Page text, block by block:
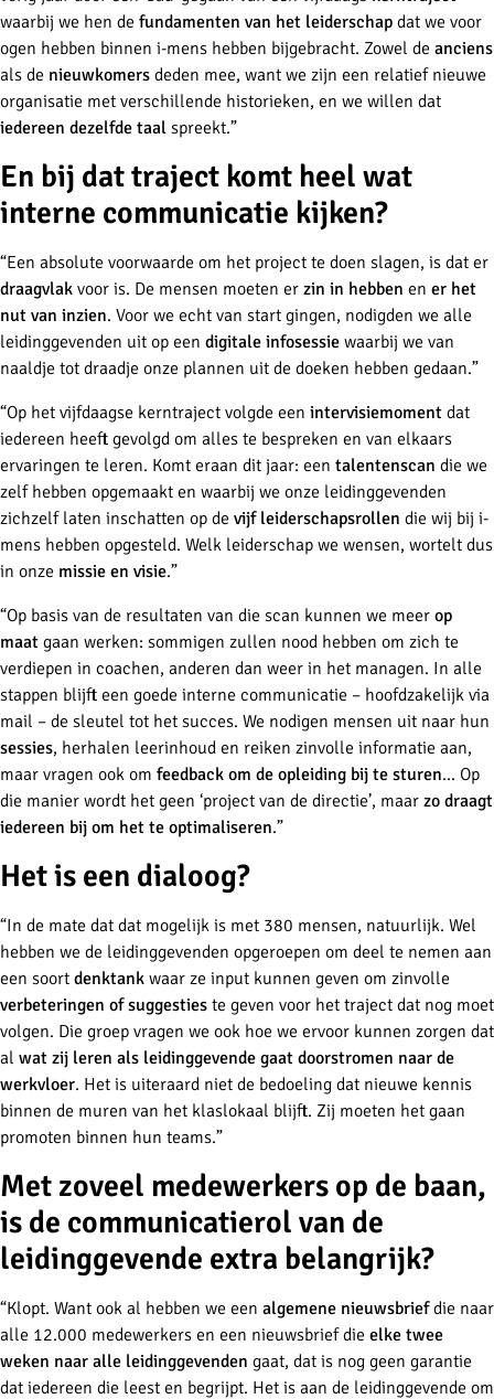
waarbij we hen de fundamenten van het leiderschap dat we voor
ogen hebben binnen i-mens hebben bijgebracht. Zowel de anciens
als de nieuwkomers deden mee, want we zijn een relatief nieuwe
organisatie met verschillende historieken, en we willen dat
iedereen dezelfde taal spreekt.”
En bij dat traject komt heel wat
interne communicatie kijken?
“Een absolute voorwaarde om het project te doen slagen, is dat er
draagvlak voor is. De mensen moeten er zin in hebben en er het
nut van inzien. Voor we echt van start gingen, nodigden we alle
leidinggevenden uit op een digitale infosessie waarbij we van
naaldje tot draadje onze plannen uit de doeken hebben gedaan.”
“Op het vijfdaagse kerntraject volgde een intervisiemoment dat
iedereen heeft gevolgd om alles te bespreken en van elkaars
ervaringen te leren. Komt eraan dit jaar: een talentenscan die we
zelf hebben opgemaakt en waarbij we onze leidinggevenden
zichzelf laten inschatten op de vijf leiderschapsrollen die wij bij i-
mens hebben opgesteld. Welk leiderschap we wensen, wortelt dus
in onze missie en visie.”
“Op basis van de resultaten van die scan kunnen we meer op
maat gaan werken: sommigen zullen nood hebben om zich te
verdiepen in coachen, anderen dan weer in het managen. In alle
stappen blijft een goede interne communicatie – hoofdzakelijk via
mail – de sleutel tot het succes. We nodigen mensen uit naar hun
sessies, herhalen leerinhoud en reiken zinvolle informatie aan,
maar vragen ook om feedback om de opleiding bij te sturen... Op
die manier wordt het geen ‘project van de directie’, maar zo draagt
iedereen bij om het te optimaliseren.”
Het is een dialoog?
“In de mate dat dat mogelijk is met 380 mensen, natuurlijk. Wel
hebben we de leidinggevenden opgeroepen om deel te nemen aan
een soort denktank waar ze input kunnen geven om zinvolle
verbeteringen of suggesties te geven voor het traject dat nog moet
volgen. Die groep vragen we ook hoe we ervoor kunnen zorgen dat
al wat zij leren als leidinggevende gaat doorstromen naar de
werkvloer. Het is uiteraard niet de bedoeling dat nieuwe kennis
binnen de muren van het klaslokaal blijft. Zij moeten het gaan
promoten binnen hun teams.”
Met zoveel medewerkers op de baan,
is de communicatierol van de
leidinggevende extra belangrijk?
“Klopt. Want ook al hebben we een algemene nieuwsbriefdie naar
alle 12.000 medewerkers en een nieuwsbrief die elke twee
weken naar alle leidinggevenden gaat, dat is nog geen garantie
dat iedereen die leest en begrijpt. Het is aan de leidinggevende om